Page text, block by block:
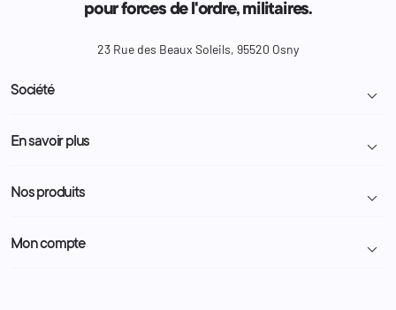
pour forces de l'ordre, militaires.
23 Rue des Beaux Soleils, 95520 Osny
Société 
Livraison et retour colis
Demande de devis
Nous contacter
En savoir plus 
Programme Fidélité
Administration
Nos produits 
Police Municipale | ASVP
Mon compte 